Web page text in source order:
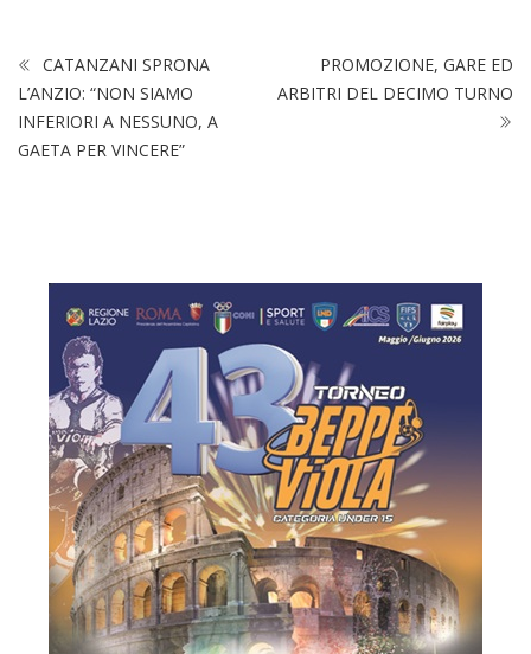
CATANZANI SPRONA
L’ANZIO: “NON SIAMO
INFERIORI A NESSUNO, A
GAETA PER VINCERE”
PROMOZIONE, GARE ED
ARBITRI DEL DECIMO TURNO